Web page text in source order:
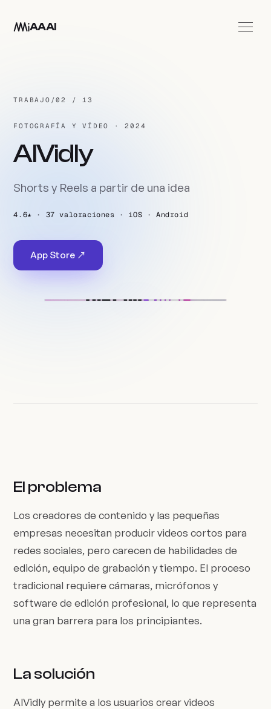
AAAI
TRABAJO /02 / 13
FOTOGRAFÍA Y VÍDEO · 2024
AIVidly
Shorts y Reels a partir de una idea
4.6★ · 37 valoraciones · iOS · Android
App Store ↗
El problema
Los creadores de contenido y las pequeñas
empresas necesitan producir videos cortos para
redes sociales, pero carecen de habilidades de
edición, equipo de grabación y tiempo. El proceso
tradicional requiere cámaras, micrófonos y
software de edición profesional, lo que representa
una gran barrera para los principiantes.
La solución
AIVidly permite a los usuarios crear videos